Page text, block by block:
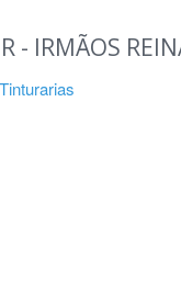
- IRMÃOS